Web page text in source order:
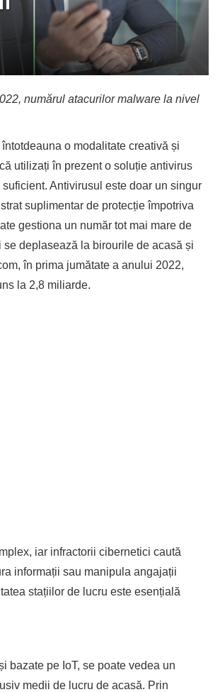
numărul atacurilor malware la nivel
o modalitate creativă și
utilizați în prezent o soluție antivirus
Antivirusul este doar un singur
suplimentar de protecție împotriva
gestiona un număr tot mai mare de
deplasează la birourile de acasă și
în prima jumătate a anului 2022,
la 2,8 miliarde.
iar infractorii cibernetici caută
informații sau manipula angajații
stațiilor de lucru este esențială
bazate pe IoT, se poate vedea un
medii de lucru de acasă. Prin